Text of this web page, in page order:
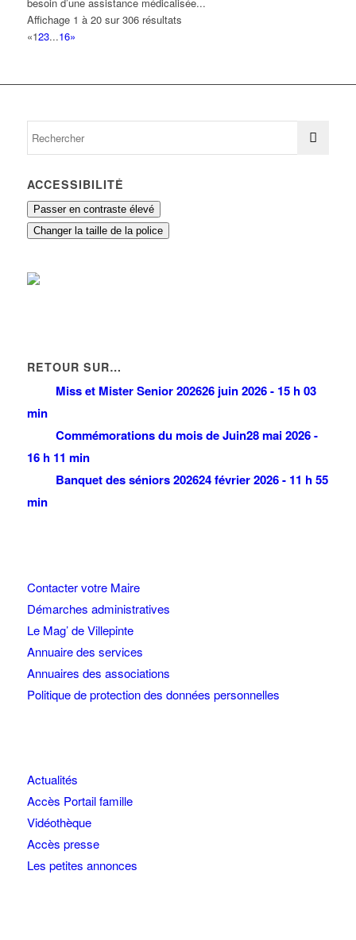
Affichage 1 à 20 sur 306 résultats
«123...16»
ACCESSIBILITÉ
Passer en contraste élevé
Changer la taille de la police
RETOUR SUR…
Miss et Mister Senior 202626 juin 2026 - 15 h 03
min
Commémorations du mois de Juin28 mai 2026 -
16 h 11 min
Banquet des séniors 202624 février 2026 - 11 h 55
min
Contacter votre Maire
Démarches administratives
Le Mag’ de Villepinte
Annuaire des services
Annuaires des associations
Politique de protection des données personnelles
Actualités
Accès Portail famille
Vidéothèque
Accès presse
Les petites annonces